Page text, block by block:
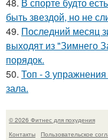
быть звездой, но не
49. Последний месяц
выходят из "Зимнего
порядок.
50. Топ - 3 упражнения
зала.
© 2026 Фитнес для похудения
Контакты
Пользовательское